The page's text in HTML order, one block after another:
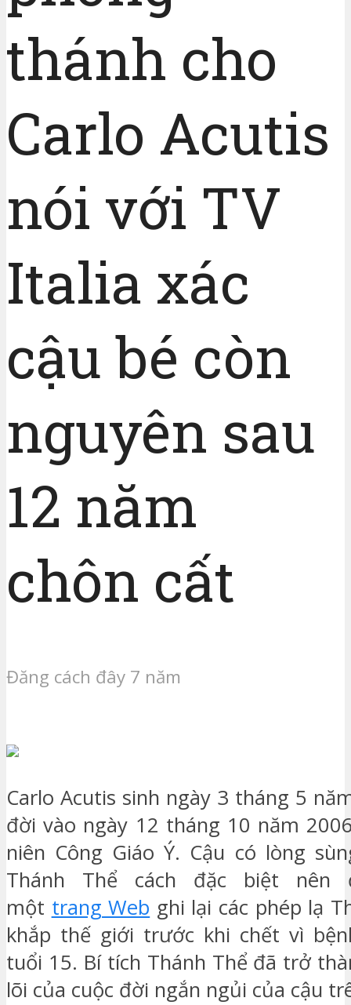
thánh cho
Carlo Acutis
nói với TV
Italia xác
cậu bé còn
nguyên sau
12 năm
chôn cất
Đăng cách đây 7 năm
Carlo Acutis sinh ngày 3 tháng 5
đời vào ngày 12 tháng 10 năm
niên Công Giáo Ý. Cậu có lòng
Thánh Thể cách đặc biệt nên
một trang Web ghi lại các phép lạ
khắp thế giới trước khi chết vì
tuổi 15. Bí tích Thánh Thể đã trở
lõi của cuộc đời ngắn ngủi của cậu